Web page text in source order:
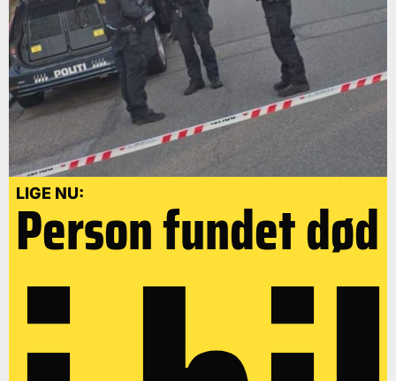
LIGE NU:
Person fundet død